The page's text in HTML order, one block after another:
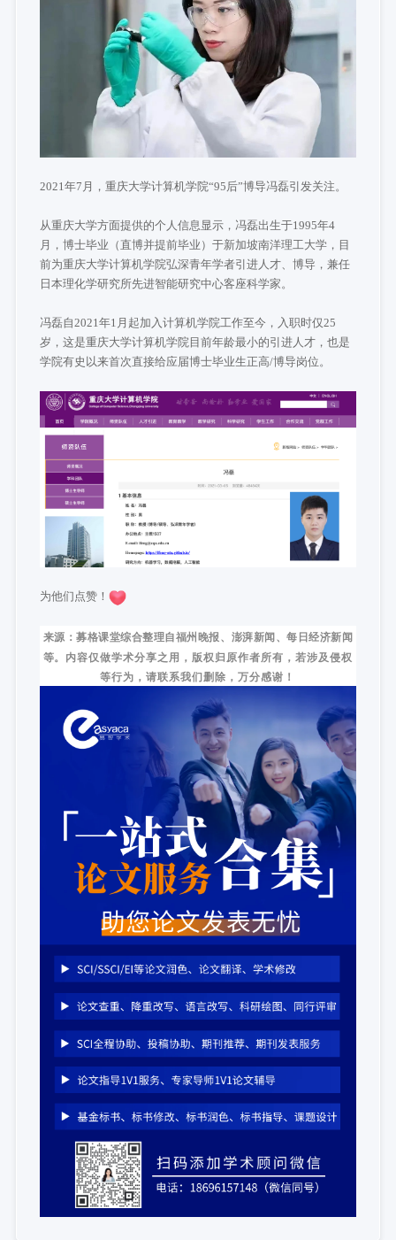
2021年7月，重庆大学计算机学院“95后”博导冯磊引发关注。
从重庆大学方面提供的个人信息显示，冯磊出生于1995年4
月，博士毕业（直博并提前毕业）于新加坡南洋理工大学，目
前为重庆大学计算机学院弘深青年学者引进人才、博导，兼任
日本理化学研究所先进智能研究中心客座科学家。
冯磊自2021年1月起加入计算机学院工作至今，入职时仅25
岁，这是重庆大学计算机学院目前年龄最小的引进人才，也是
学院有史以来首次直接给应届博士毕业生正高/博导岗位。
为他们点赞！
来源：募格课堂综合整理自福州晚报、澎湃新闻、每日经济新闻
等。 内容仅做学术分享之用，版权归原作者所有，若涉及侵权
等行为，请联系我们删除，万分感谢！